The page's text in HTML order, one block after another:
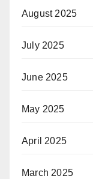
August 2025
July 2025
June 2025
May 2025
April 2025
March 2025